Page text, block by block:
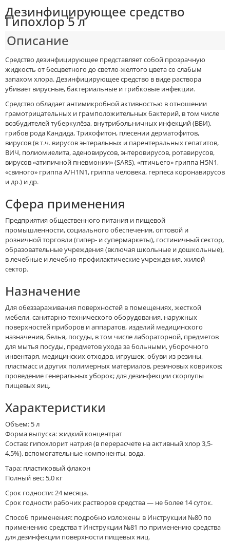
Дезинфицирующее средство
Гипохлор 5 л
Описание
Средство дезинфицирующее представляет собой прозрачную
жидкость от бесцветного до светло-желтого цвета со слабым
запахом хлора. Дезинфицирующее средство в виде раствора
убивает вирусные, бактериальные и грибковые инфекции.
Средство обладает антимикробной активностью в отношении
грамотрицательных и грамположительных бактерий, в том числе
возбудителей туберкулёза, внутрибольничных инфекций (ВБИ),
грибов рода Кандида, Трихофитон, плесении дерматофитов,
вирусов (в т.ч. вирусов энтеральных и парентеральных гепатитов,
ВИЧ, полиомиелита, аденовирусов, энтеровирусов, ротавирусов,
вирусов «атипичной пневмонии» (SARS), «птичьего» гриппа H5N1,
«свиного» гриппа А/H1N1, гриппа человека, герпеса коронавирусов
и др.) и др.
Сфера применения
Предприятия общественного питания и пищевой
промышленности, социального обеспечения, оптовой и
розничной торговли (гипер- и супермаркеты), гостиничный сектор,
образовательные учреждения (включая школьные и дошкольные),
в лечебные и лечебно-профилактические учреждения, жилой
сектор.
Назначение
Для обеззараживания поверхностей в помещениях, жесткой
мебели, санитарно-технического оборудования, наружных
поверхностей приборов и аппаратов, изделий медицинского
назначения, белья, посуды, в том числе лабораторной, предметов
для мытья посуды, предметов ухода за больными, уборочного
инвентаря, медицинских отходов, игрушек, обуви из резины,
пластмасс и других полимерных материалов, резиновых ковриков;
проведение генеральных уборок; для дезинфекции скорлупы
пищевых яиц.
Характеристики
Объем: 5 л
Форма выпуска: жидкий концентрат
Состав: гипохлорит натрия (в перерасчете на активный хлор 3,5-
4,5%), вспомогательные компоненты, вода.
Тара: пластиковый флакон
Полный вес: 5,0 кг
Срок годности: 24 месяца.
Срок годности рабочих растворов средства — не более 14 суток.
Способ применения: подробно изложены в Инструкции №80 по
применению средства т Инструкции №81 по применению средства
для дезинфекции поверхности пищевых яиц.